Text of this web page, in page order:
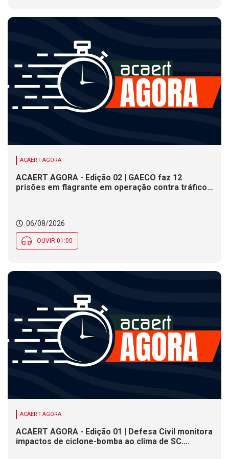
ACAERT AGORA
ACAERT AGORA - Edição 02 | GAECO faz 12
prisões em flagrante em operação contra tráfico
cerâmica em SC
06/08/2026
OUVIR 01:00
ACAERT AGORA
ACAERT AGORA - Edição 01 | Defesa Civil monitora
impactos de ciclone-bomba ao clima de SC.